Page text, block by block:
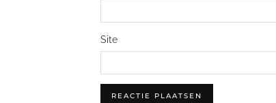
Site